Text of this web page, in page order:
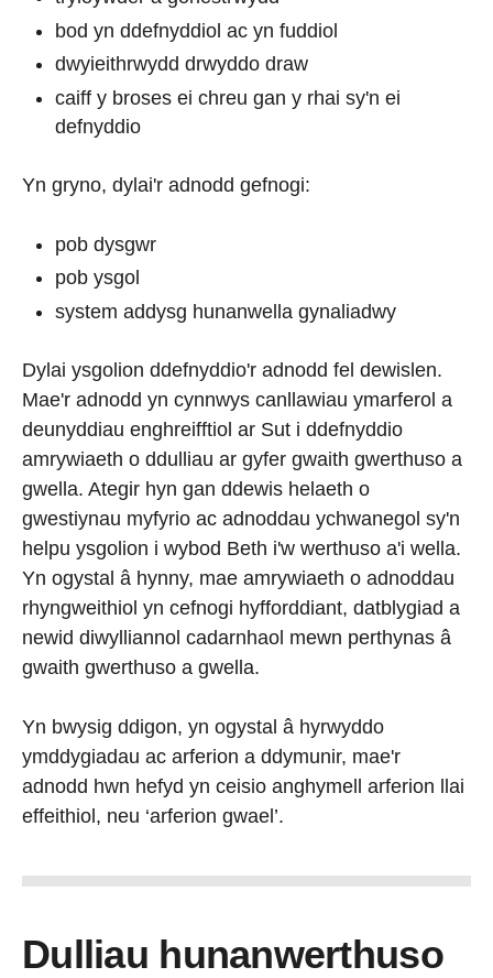
bod yn ddefnyddiol ac yn fuddiol
dwyieithrwydd drwyddo draw
caiff y broses ei chreu gan y rhai sy'n ei
defnyddio
Yn gryno, dylai'r adnodd gefnogi:
pob dysgwr
pob ysgol
system addysg hunanwella gynaliadwy
Dylai ysgolion ddefnyddio'r adnodd fel dewislen.
Mae'r adnodd yn cynnwys canllawiau ymarferol a
deunyddiau enghreifftiol ar Sut i ddefnyddio
amrywiaeth o ddulliau ar gyfer gwaith gwerthuso a
gwella. Ategir hyn gan ddewis helaeth o
gwestiynau myfyrio ac adnoddau ychwanegol sy'n
helpu ysgolion i wybod Beth i'w werthuso a'i wella.
Yn ogystal â hynny, mae amrywiaeth o adnoddau
rhyngweithiol yn cefnogi hyfforddiant, datblygiad a
newid diwylliannol cadarnhaol mewn perthynas â
gwaith gwerthuso a gwella.
Yn bwysig ddigon, yn ogystal â hyrwyddo
ymddygiadau ac arferion a ddymunir, mae'r
adnodd hwn hefyd yn ceisio anghymell arferion llai
effeithiol, neu ‘arferion gwael’.
Dulliau hunanwerthuso